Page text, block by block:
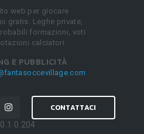
web per giocare
gratis. Leghe private,
formazioni, voti
calciatori.
E PUBBLICITÀ
CONTATTACI